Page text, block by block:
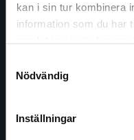
kan i sin tur kombinera
information som du har
Nödvändig
Inställningar
Det verkar som att
via en enhet
leveranser utanför
ett köp måste
Studentlitteratur
ledande
facklitteratur,
informationstjänster i
längs hela kunskapsresan.
Kontakta oss